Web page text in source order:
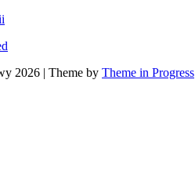
2026 | Theme by Theme in Progress